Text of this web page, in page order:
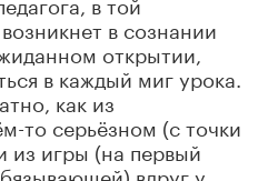
в сознании
открытии,
в каждый миг урока.
как из
то серьёзном (с точки
из игры (на первый
вдруг у